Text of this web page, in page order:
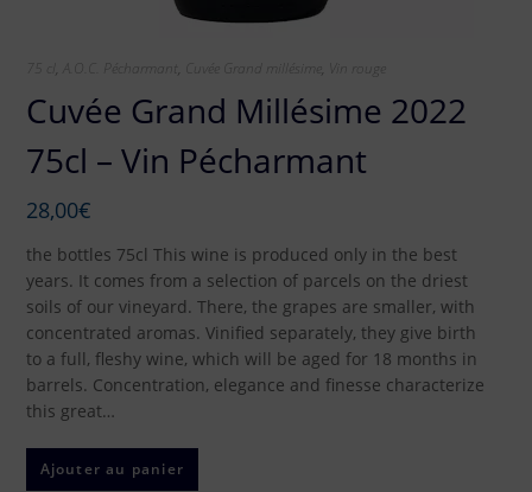
A.O.C. Pécharmant Cuvée Grand millésime Vin rouge
Cuvée Grand Millésime 2022
75cl – Vin Pécharmant
28,00€
the bottles 75cl This wine is produced only in the best
years. It comes from a selection of parcels on the driest
soils of our vineyard. There, the grapes are smaller, with
concentrated aromas. Vinified separately, they give birth
to a full, fleshy wine, which will be aged for 18 months in
barrels. Concentration, elegance and finesse characterize
this great…
Ajouter au panier